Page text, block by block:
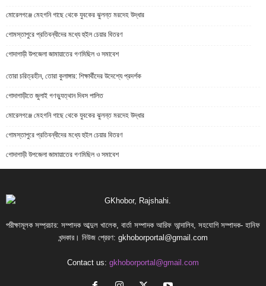
মোরেলগঞ্জে মেহগনি গাছে থেকে যুবকের ঝুলন্ত মরদেহ উদ্ধার
গোমস্তাপুরে প্রতিবন্ধীদের মধ্যে হুইল চেয়ার বিতরণ
গোদাগাড়ী উপজেলা জামায়াতের গণমিছিল ও সমাবেশ
তোরা চরিত্রহীন, তোরা কুলাঙ্গার: শিক্ষার্থীদের উদেশ্যে প্রদর্শক
গোদাগাড়ীতে জুলাই গণভ্যুত্থান দিবস পালিত
মোরেলগঞ্জে মেহগনি গাছে থেকে যুবকের ঝুলন্ত মরদেহ উদ্ধার
গোমস্তাপুরে প্রতিবন্ধীদের মধ্যে হুইল চেয়ার বিতরণ
গোদাগাড়ী উপজেলা জামায়াতের গণমিছিল ও সমাবেশ
পরীক্ষামূলক সম্প্রচার: সম্পাদক আব্দুল খালেক, বার্তা সম্পাদক আরিফ আন্দালিব, সহযোগি সম্পাদক- হানিফ
খন্দকার। নিউজ প্রেরণ: gkhoborportal@gmail.com
Contact us: gkhoborportal@gmail.com